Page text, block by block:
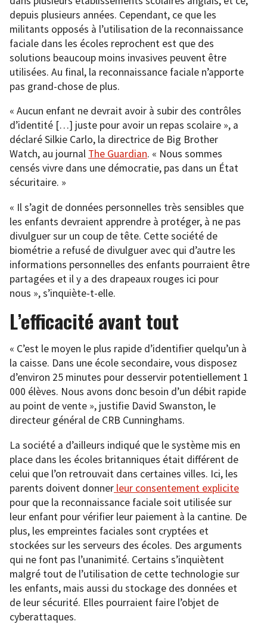
depuis plusieurs années. Cependant, ce que les
militants opposés à l’utilisation de la reconnaissance
faciale dans les écoles reprochent est que des
solutions beaucoup moins invasives peuvent être
utilisées. Au final, la reconnaissance faciale n’apporte
pas grand-chose de plus.
« Aucun enfant ne devrait avoir à subir des contrôles
d’identité […] juste pour avoir un repas scolaire », a
déclaré Silkie Carlo, la directrice de Big Brother
Watch, au journal The Guardian. « Nous sommes
censés vivre dans une démocratie, pas dans un État
sécuritaire. »
« Il s’agit de données personnelles très sensibles que
les enfants devraient apprendre à protéger, à ne pas
divulguer sur un coup de tête. Cette société de
biométrie a refusé de divulguer avec qui d’autre les
informations personnelles des enfants pourraient être
partagées et il y a des drapeaux rouges ici pour
nous », s’inquiète-t-elle.
L’efficacité avant tout
« C’est le moyen le plus rapide d’identifier quelqu’un à
la caisse. Dans une école secondaire, vous disposez
d’environ 25 minutes pour desservir potentiellement 1
000 élèves. Nous avons donc besoin d’un débit rapide
au point de vente », justifie David Swanston, le
directeur général de CRB Cunninghams.
La société a d’ailleurs indiqué que le système mis en
place dans les écoles britanniques était différent de
celui que l’on retrouvait dans certaines villes. Ici, les
parents doivent donner leur consentement explicite
pour que la reconnaissance faciale soit utilisée sur
leur enfant pour vérifier leur paiement à la cantine. De
plus, les empreintes faciales sont cryptées et
stockées sur les serveurs des écoles. Des arguments
qui ne font pas l’unanimité. Certains s’inquiètent
malgré tout de l’utilisation de cette technologie sur
les enfants, mais aussi du stockage des données et
de leur sécurité. Elles pourraient faire l’objet de
cyberattaques.